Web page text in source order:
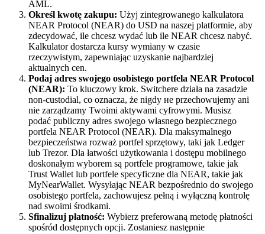
AML.
Określ kwotę zakupu: Użyj zintegrowanego kalkulatora
NEAR Protocol (NEAR) do USD na naszej platformie, aby
zdecydować, ile chcesz wydać lub ile NEAR chcesz nabyć.
Kalkulator dostarcza kursy wymiany w czasie
rzeczywistym, zapewniając uzyskanie najbardziej
aktualnych cen.
Podaj adres swojego osobistego portfela NEAR Protocol
(NEAR): To kluczowy krok. Switchere działa na zasadzie
non-custodial, co oznacza, że nigdy не przechowujemy ani
nie zarządzamy Twoimi aktywami cyfrowymi. Musisz
podać publiczny adres swojego własnego bezpiecznego
portfela NEAR Protocol (NEAR). Dla maksymalnego
bezpieczeństwa rozważ portfel sprzętowy, taki jak Ledger
lub Trezor. Dla łatwości użytkowania i dostępu mobilnego
doskonałym wyborem są portfele programowe, takie jak
Trust Wallet lub portfele specyficzne dla NEAR, takie jak
MyNearWallet. Wysyłając NEAR bezpośrednio do swojego
osobistego portfela, zachowujesz pełną i wyłączną kontrolę
nad swoimi środkami.
Sfinalizuj płatność: Wybierz preferowaną metodę płatności
spośród dostępnych opcji. Zostaniesz następnie